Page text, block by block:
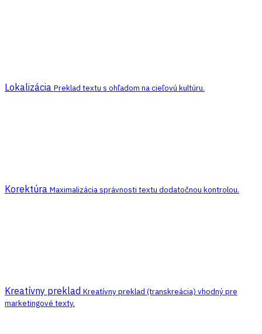
Lokalizácia Preklad textu s ohľadom na cieľovú kultúru.
Korektúra Maximalizácia správnosti textu dodatočnou kontrolou.
Kreatívny preklad Kreatívny preklad (transkreácia) vhodný pre
marketingové texty.